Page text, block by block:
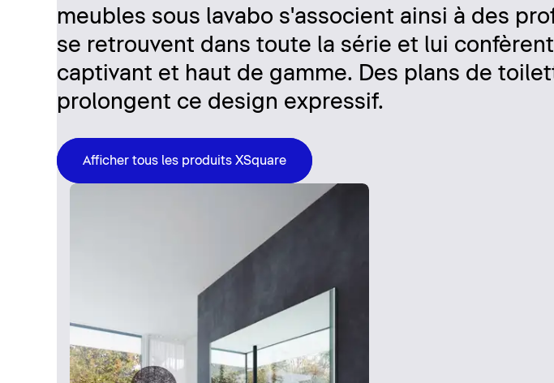
meubles sous lavabo s'associent ainsi à des
se retrouvent dans toute la série et lui
captivant et haut de gamme. Des plans de
prolongent ce design expressif.
Afficher tous les produits XSquare